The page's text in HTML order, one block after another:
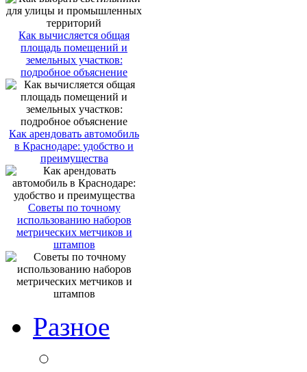
Как вычисляется общая
площадь помещений и
земельных участков:
подробное объяснение
Как арендовать автомобиль
в Краснодаре: удобство и
преимущества
Советы по точному
использованию наборов
метрических метчиков и
штампов
Разное